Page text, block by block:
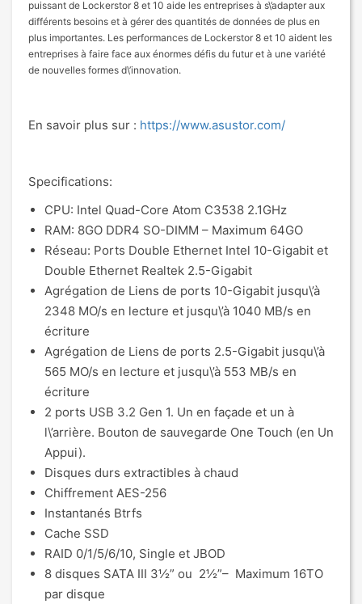
puissant de Lockerstor 8 et 10 aide les entreprises à s\’adapter aux
différents besoins et à gérer des quantités de données de plus en
plus importantes. Les performances de Lockerstor 8 et 10 aident les
entreprises à faire face aux énormes défis du futur et à une variété
de nouvelles formes d\’innovation.
En savoir plus sur : https://www.asustor.com/
Specifications:
CPU: Intel Quad-Core Atom C3538 2.1GHz
RAM: 8GO DDR4 SO-DIMM – Maximum 64GO
Réseau: Ports Double Ethernet Intel 10-Gigabit et
Double Ethernet Realtek 2.5-Gigabit
Agrégation de Liens de ports 10-Gigabit jusqu\’à
2348 MO/s en lecture et jusqu\’à 1040 MB/s en
écriture
Agrégation de Liens de ports 2.5-Gigabit jusqu\’à
565 MO/s en lecture et jusqu\’à 553 MB/s en
écriture
2 ports USB 3.2 Gen 1. Un en façade et un à
l\’arrière. Bouton de sauvegarde One Touch (en Un
Appui).
Disques durs extractibles à chaud
Chiffrement AES-256
Instantanés Btrfs
Cache SSD
RAID 0/1/5/6/10, Single et JBOD
8 disques SATA III 3½” ou 2½”– Maximum 16TO
par disque